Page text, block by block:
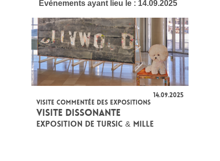
Événements ayant lieu le : 14.09.2025
14.09.2025
VISITE COMMENTÉE DES EXPOSITIONS
VISITE DISSONANTE
EXPOSITION DE TURSIC & MILLE